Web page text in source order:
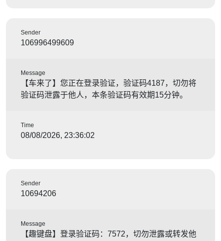
Sender
106996499609
Message
【车来了】您正在登录验证，验证码4187，切勿将
验证码泄露于他人，本条验证码有效期15分钟。
Time
08/08/2026, 23:36:02
Sender
10694206
Message
【趣键盘】登录验证码：7572，切勿泄露或转发他